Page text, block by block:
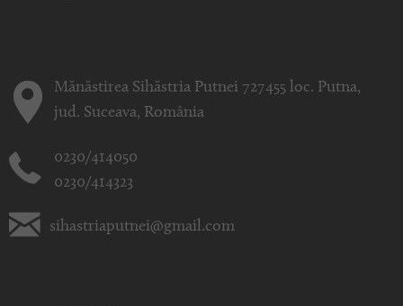
Mănăstirea Sihăstria Putnei 727455 loc. Putna,
jud. Suceava, România
0230/414050
0230/414323
sihastriaputnei@gmail.com